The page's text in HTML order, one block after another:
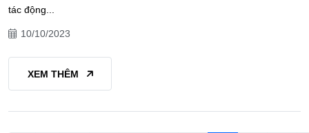
tác động...
10/10/2023
XEM THÊM